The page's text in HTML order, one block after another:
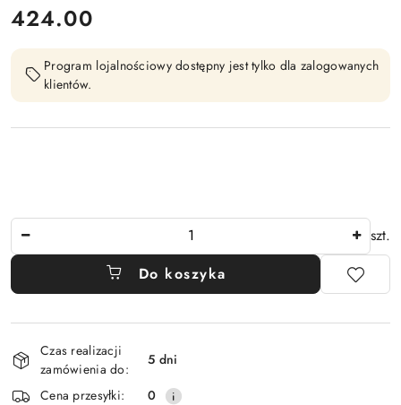
cena:
424.00
Program lojalnościowy dostępny jest tylko dla zalogowanych
klientów.
szt.
Do koszyka
Dostępność
i
dostawa
Czas realizacji
zamówienia do:
5 dni
Cena przesyłki:
0